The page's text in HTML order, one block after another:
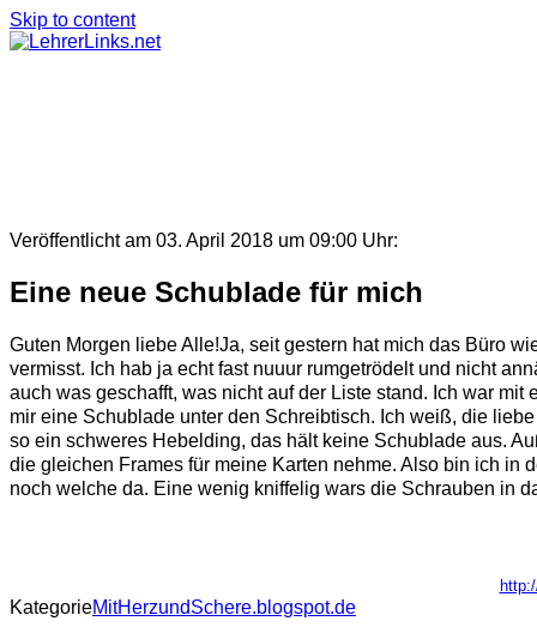
Skip to content
Veröffentlicht am 03. April 2018 um 09:00 Uhr:
Eine neue Schublade für mich
Guten Morgen liebe Alle!Ja, seit gestern hat mich das Büro
vermisst. Ich hab ja echt fast nuuur rumgetrödelt und nicht
auch was geschafft, was nicht auf der Liste stand. Ich war
mir eine Schublade unter den Schreibtisch. Ich weiß, die
so ein schweres Hebelding, das hält keine Schublade aus.
die gleichen Frames für meine Karten nehme. Also bin ich in
noch welche da. Eine wenig kniffelig wars die Schrauben in
KategorieMitHerzundSchere.blogspot.de